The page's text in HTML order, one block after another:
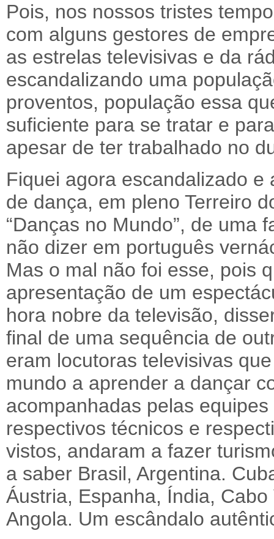
Pois, nos nossos tristes
com alguns gestores de
as estrelas televisivas e da
escandalizando uma
proventos, população essa
suficiente para se tratar e
apesar de ter trabalhado no
Fiquei agora escandalizado
de dança, em pleno Terreiro
“Danças no Mundo”, de uma
não dizer em português
Mas o mal não foi esse, pois
apresentação de um
hora nobre da televisão,
final de uma sequência de
eram locutoras televisivas
mundo a aprender a dançar
acompanhadas pelas
respectivos técnicos e
vistos, andaram a fazer
a saber Brasil, Argentina.
Áustria, Espanha, Índia,
Angola. Um escândalo